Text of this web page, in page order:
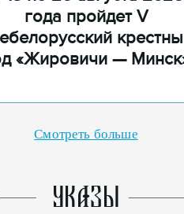
года пройдет V
«Жировичи —
Смотреть больше
УКАЗЫ